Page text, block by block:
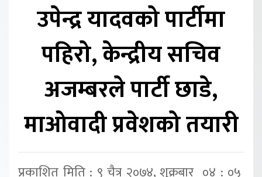
उपेन्द्र यादवको पार्टीमा
पहिरो, केन्द्रीय सचिव
अजम्बरले पार्टी छाडे,
माओवादी प्रवेशको तयारी